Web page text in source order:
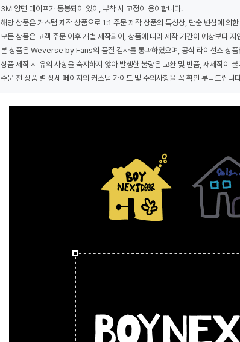
3M 양면 테이프가 동봉되어 있어, 부착 시 고정이 용이합니다.
해당 상품은 커스텀 제작 상품으로 1:1 주문 제작 상품의 특성상, 단순 변심에 의
모든 상품은 고객 주문 이후 개별 제작되어, 상품에 따라 제작 기간이 예상보다 지
본 상품은 Weverse by Fans의 품질 검사를 통과하였으며, 공식 라이선스 상품
상품 제작 시 유의 사항을 숙지하지 않아 발생한 불량은 교환 및 반품, 재제작이
주문 전 상품 별 상세 페이지의 커스텀 가이드 및 주의사항을 꼭 확인 부탁드립니